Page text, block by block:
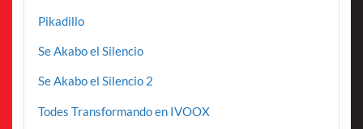
Pikadillo
Se Akabo el Silencio
Se Akabo el Silencio 2
Todes Transformando en IVOOX